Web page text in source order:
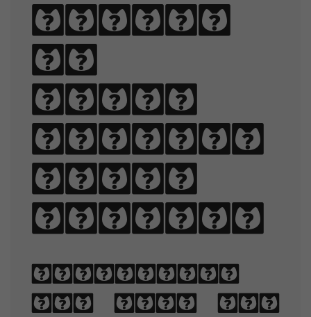
Sphinx
of
black
quartz,
judge
my vow.
Typography
is the art